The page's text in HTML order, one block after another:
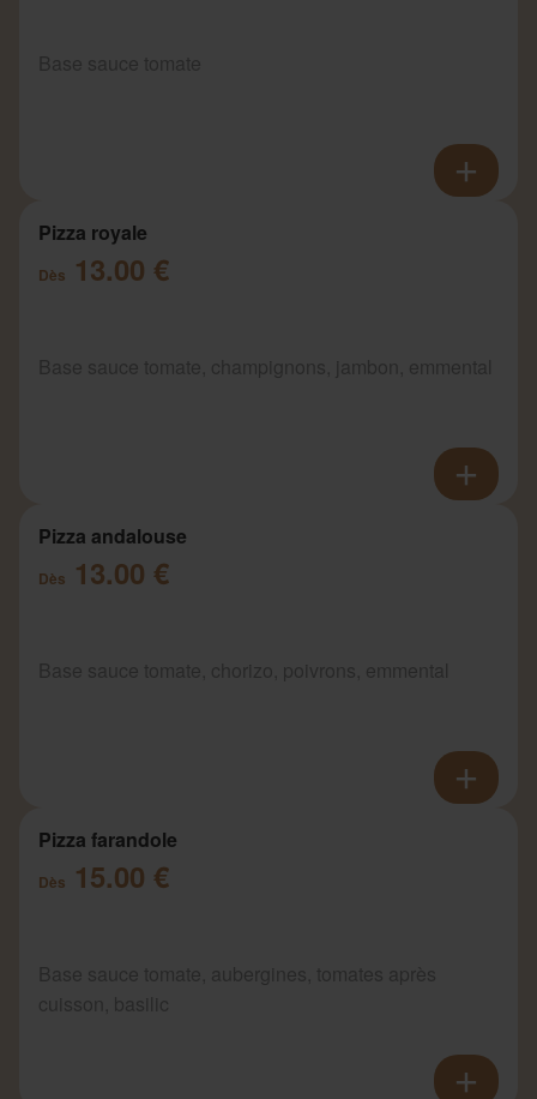
Pizza royale
Dès 13.00 €
Pizza andalouse
Dès 13.00 €
Pizza farandole
Dès 15.00 €